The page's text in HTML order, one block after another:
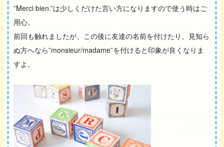
”Merci bien.”は少しくだけた言い方になりますので使う時はご
用心。
前回も触れましたが、この後に友達の名前を付けたり、見知ら
ぬ方へなら”monsieur/madame”を付けると印象が良くなりま
すよ。